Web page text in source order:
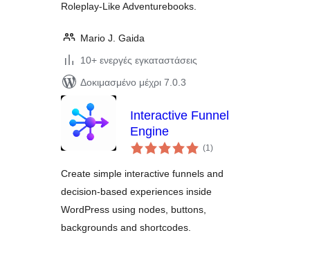
Roleplay-Like Adventurebooks.
Mario J. Gaida
10+ ενεργές εγκαταστάσεις
Δοκιμασμένο μέχρι 7.0.3
Interactive Funnel
Engine
(1αξιολογήσεις
σύνολο
)
Create simple interactive funnels and
decision-based experiences inside
WordPress using nodes, buttons,
backgrounds and shortcodes.